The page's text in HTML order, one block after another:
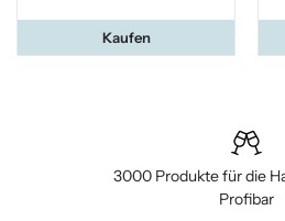
Kaufen
3000 Produkte für die
Profibar